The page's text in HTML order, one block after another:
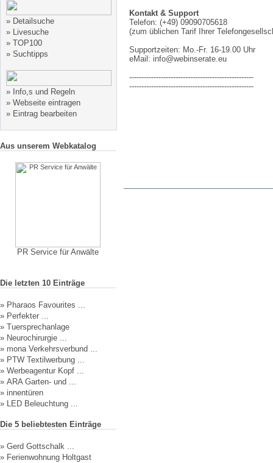
» Detailsuche
» Livesuche
» TOP100
» Suchtipps
» Info,s und Regeln
» Webseite eintragen
» Eintrag bearbeiten
Aus unserem Webkatalog
PR Service für Anwälte
Die letzten 10 Einträge
» Pharaos Favourites ...
» Perfekter ...
» Tuersprechanlage
» Neurochirurgie ...
» mona Verkehrsverbund ...
» PTW Textilwerbung ...
» Werbeagentur Kopf ...
» ARA Garten- und ...
» innentüren
» LED Beleuchtung ...
Die 5 beliebtesten Einträge
» Gerd Gottschalk ...
» Ferienwohnung Holtgast
Kontakt & Support
Telefon: (+49) 09090705618
(zum üblichen Tarif Ihrer
Supportzeiten: Mo.-Fr. 16-19.00 Uhr
eMail: info@webinserate.eu
---------------------------------------------------
---------------------------------------------------